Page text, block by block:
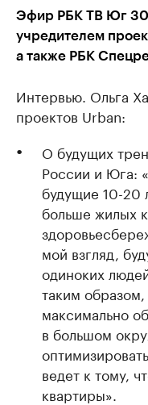
Эфир РБК ТВ Юг 30
учредителем
а также РБК
Интервью. Ольга
проектов Urban:
О будущих
России и Юга:
будущие 10-20
больше жилых
мой взгляд,
одиноких
таким образом,
максимально
в большом
ведет к тому,
квартиры».